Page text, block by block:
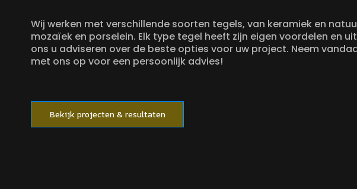
Wij werken met verschillende soorten tegels, van keramiek en
mozaïek en porselein. Elk type tegel heeft zijn eigen voordelen en
ons u adviseren over de beste opties voor uw project. Neem
met ons op voor een persoonlijk advies!
Bekijk projecten & resultaten